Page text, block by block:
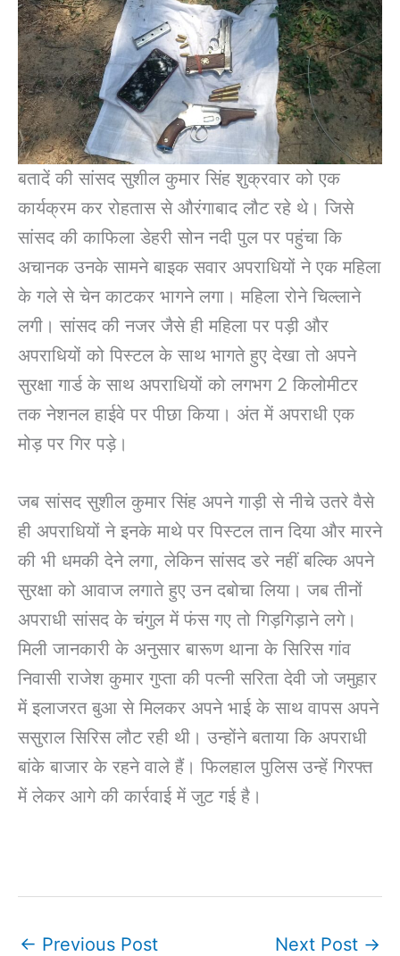
बतादें की सांसद सुशील कुमार सिंह शुक्रवार को एक
कार्यक्रम कर रोहतास से औरंगाबाद लौट रहे थे। जिसे
सांसद की काफिला डेहरी सोन नदी पुल पर पहुंचा कि
अचानक उनके सामने बाइक सवार अपराधियों ने एक महिला
के गले से चेन काटकर भागने लगा। महिला रोने चिल्लाने
लगी। सांसद की नजर जैसे ही महिला पर पड़ी और
अपराधियों को पिस्टल के साथ भागते हुए देखा तो अपने
सुरक्षा गार्ड के साथ अपराधियों को लगभग 2 किलोमीटर
तक नेशनल हाईवे पर पीछा किया। अंत में अपराधी एक
मोड़ पर गिर पड़े।
जब सांसद सुशील कुमार सिंह अपने गाड़ी से नीचे उतरे वैसे
ही अपराधियों ने इनके माथे पर पिस्टल तान दिया और मारने
की भी धमकी देने लगा, लेकिन सांसद डरे नहीं बल्कि अपने
सुरक्षा को आवाज लगाते हुए उन दबोचा लिया। जब तीनों
अपराधी सांसद के चंगुल में फंस गए तो गिड़गिड़ाने लगे।
मिली जानकारी के अनुसार बारूण थाना के सिरिस गांव
निवासी राजेश कुमार गुप्ता की पत्नी सरिता देवी जो जमुहार
में इलाजरत बुआ से मिलकर अपने भाई के साथ वापस अपने
ससुराल सिरिस लौट रही थी। उन्होंने बताया कि अपराधी
बांके बाजार के रहने वाले हैं। फिलहाल पुलिस उन्हें गिरफ्त
में लेकर आगे की कार्रवाई में जुट गई है।
← Previous Post Next Post →